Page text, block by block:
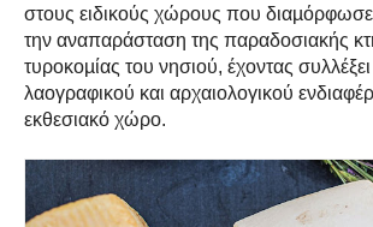
στους ειδικούς χώρους που διαµόρφωσε
την αναπαράσταση της παραδοσιακής
τυροκοµίας του νησιού, έχοντας
λαογραφικού και αρχαιολογικού
εκθεσιακό χώρο.